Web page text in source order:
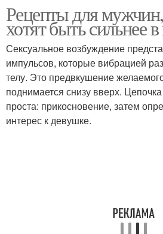
Рецепты для
хотят быть сильнее
Сексуальное возбуждение
импульсов, которые вибрацией
телу. Это предвкушение
поднимается снизу вверх.
проста: прикосновение, затем
интерес к девушке.